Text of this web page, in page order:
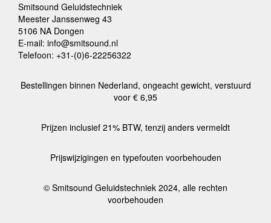
Smitsound Geluidstechniek
Meester Janssenweg 43
5106 NA Dongen
E-mail: info@smitsound.nl
Telefoon: +31-(0)6-22256322
Bestellingen binnen Nederland, ongeacht gewicht, verstuurd
voor € 6,95
Prijzen inclusief 21% BTW, tenzij anders vermeldt
Prijswijzigingen en typefouten voorbehouden
© Smitsound Geluidstechniek 2024, alle rechten
voorbehouden